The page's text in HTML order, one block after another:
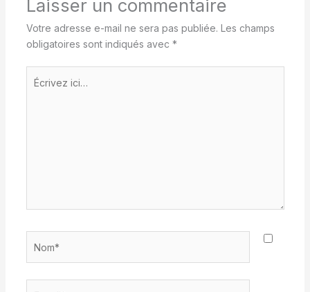
Laisser un commentaire
Votre adresse e-mail ne sera pas publiée. Les champs
obligatoires sont indiqués avec *
Écrivez
ici…